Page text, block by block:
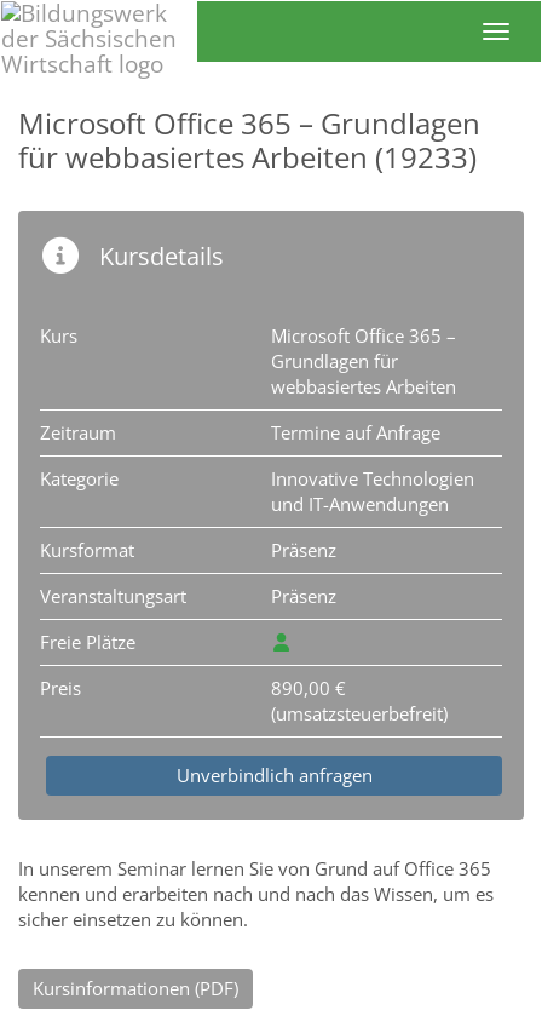
Microsoft Office 365 – Grundlagen
für webbasiertes Arbeiten (19233)
Kursdetails
Kurs
Microsoft Office 365 –
Grundlagen für
webbasiertes Arbeiten
Zeitraum
Termine auf Anfrage
Kategorie
Innovative Technologien
und IT-Anwendungen
Kursformat
Präsenz
Veranstaltungsart
Präsenz
Freie Plätze
Preis
890,00 €
(umsatzsteuerbefreit)
Unverbindlich anfragen
In unserem Seminar lernen Sie von Grund auf Office 365
kennen und erarbeiten nach und nach das Wissen, um es
sicher einsetzen zu können.
Kursinformationen (PDF)